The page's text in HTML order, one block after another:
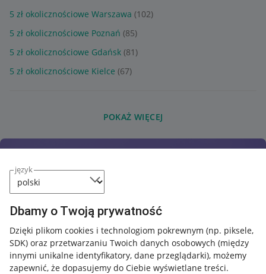
język
Dbamy o Twoją prywatność
Dzięki plikom cookies i technologiom pokrewnym (np. piksele,
SDK) oraz przetwarzaniu Twoich danych osobowych (między
innymi unikalne identyfikatory, dane przeglądarki), możemy
zapewnić, że dopasujemy do Ciebie wyświetlane treści.
5 zł okolicznościowe Warszawa (102)
5 zł okolicznościowe Poznań (85)
5 zł okolicznościowe Gdańsk (81)
5 zł okolicznościowe Kielce (67)
POKAŻ WIĘCEJ